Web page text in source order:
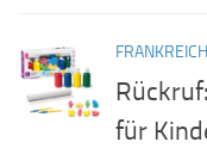
FRANKREICH
für